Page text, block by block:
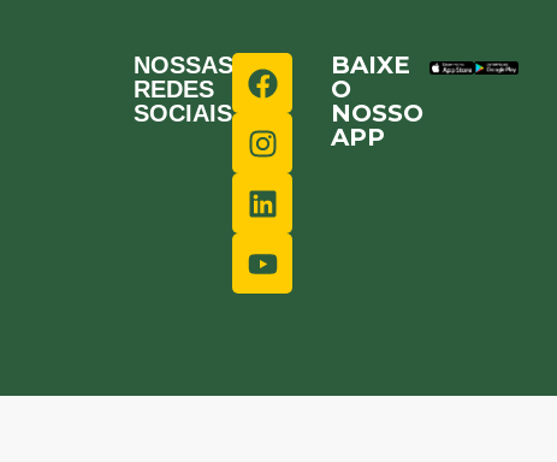
NOSSAS
REDES
SOCIAIS
BAIXE
O
NOSSO
APP